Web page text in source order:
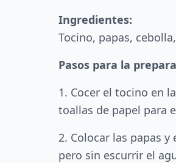
Ingredientes:
Tocino, papas,
Pasos para la
1. Cocer el tocino en
toallas de papel para
2. Colocar las papas
pero sin escurrir el